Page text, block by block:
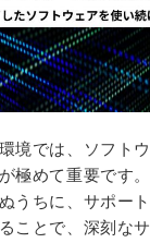
update-
update-
境では、ソフト
極めて重要です
うちに、サポー
ことで、深刻な